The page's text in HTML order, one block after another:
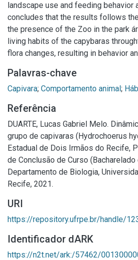
landscape use and feeding behavior
concludes that the results follows
the presence of the Zoo in the park
living habits of the capybaras
flora changes, resulting in behavior
Palavras-chave
Capivara; Comportamento animal;
Referência
DUARTE, Lucas Gabriel Melo.
grupo de capivaras (Hydrochoerus
Estadual de Dois Irmãos do Recife,
de Conclusão de Curso
Departamento de Biologia,
Recife, 2021.
URI
https://repository.ufrpe.br/handle/
Identificador dARK
https://n2t.net/ark:/57462/